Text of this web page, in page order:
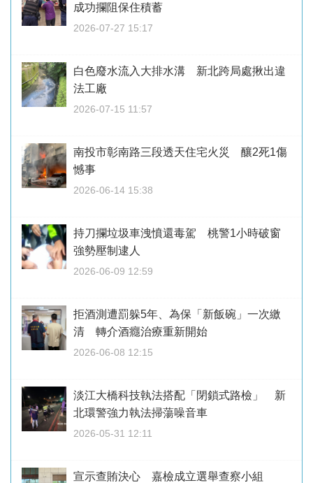
成功攔阻保住積蓄
2026-07-27 15:17
白色廢水流入大排水溝 新北跨局處揪出違
法工廠
2026-07-15 11:57
南投市彰南路三段透天住宅火災 釀2死1傷
憾事
2026-06-14 15:38
持刀攔垃圾車洩憤還毒駕 桃警1小時破窗
強勢壓制逮人
2026-06-09 12:59
拒酒測遭罰躲5年、為保「新飯碗」一次繳
清 轉介酒癮治療重新開始
2026-06-08 12:15
淡江大橋科技執法搭配「閉鎖式路檢」 新
北環警強力執法掃蕩噪音車
2026-05-31 12:11
宣示查賄決心 嘉檢成立選舉查察小組